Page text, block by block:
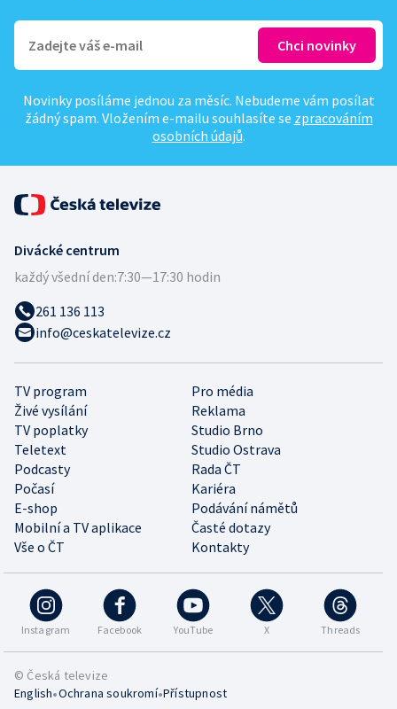
Novinky posíláme jednou za měsíc. Nebudeme vám posílat
žádný spam. Vložením e-mailu souhlasíte se zpracováním
osobních údajů.